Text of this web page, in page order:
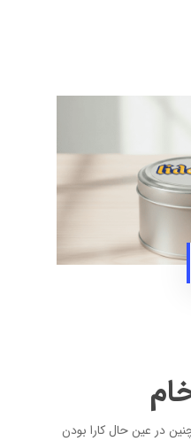
در عین حال کارا بودن